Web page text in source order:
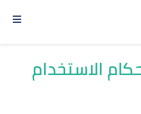
الاستخدام